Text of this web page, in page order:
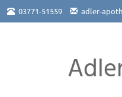
03771-51559 adler-